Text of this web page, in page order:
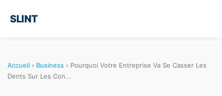
SLINT
Accueil › Business › Pourquoi Votre Entreprise Va Se Casser Les
Dents Sur Les Con...